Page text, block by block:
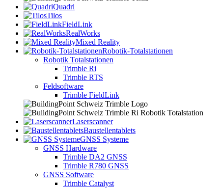
Quadri
Tilos
FieldLink
RealWorks
Mixed Reality
Robotik-Totalstationen
Robotik Totalstationen
Trimble Ri
Trimble RTS
Feldsoftware
Trimble FieldLink
Laserscanner
Baustellentablets
GNSS Systeme
GNSS Hardware
Trimble DA2 GNSS
Trimble R780 GNSS
GNSS Software
Trimble Catalyst